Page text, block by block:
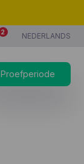
2 NEDERLANDS
Proefperiode